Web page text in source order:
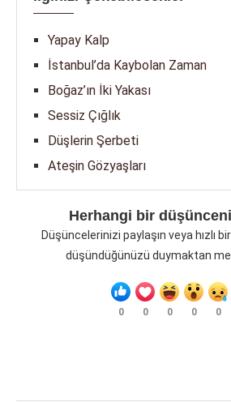
Yapay Kalp
İstanbul’da Kaybolan Zaman
Boğaz’ın İki Yakası
Sessiz Çığlık
Düşlerin Şerbeti
Ateşin Gözyaşları
Herhangi bir
Düşüncelerinizi paylaşın veya hızlı
düşündüğünüzü duymaktan
0 0 0 0 0